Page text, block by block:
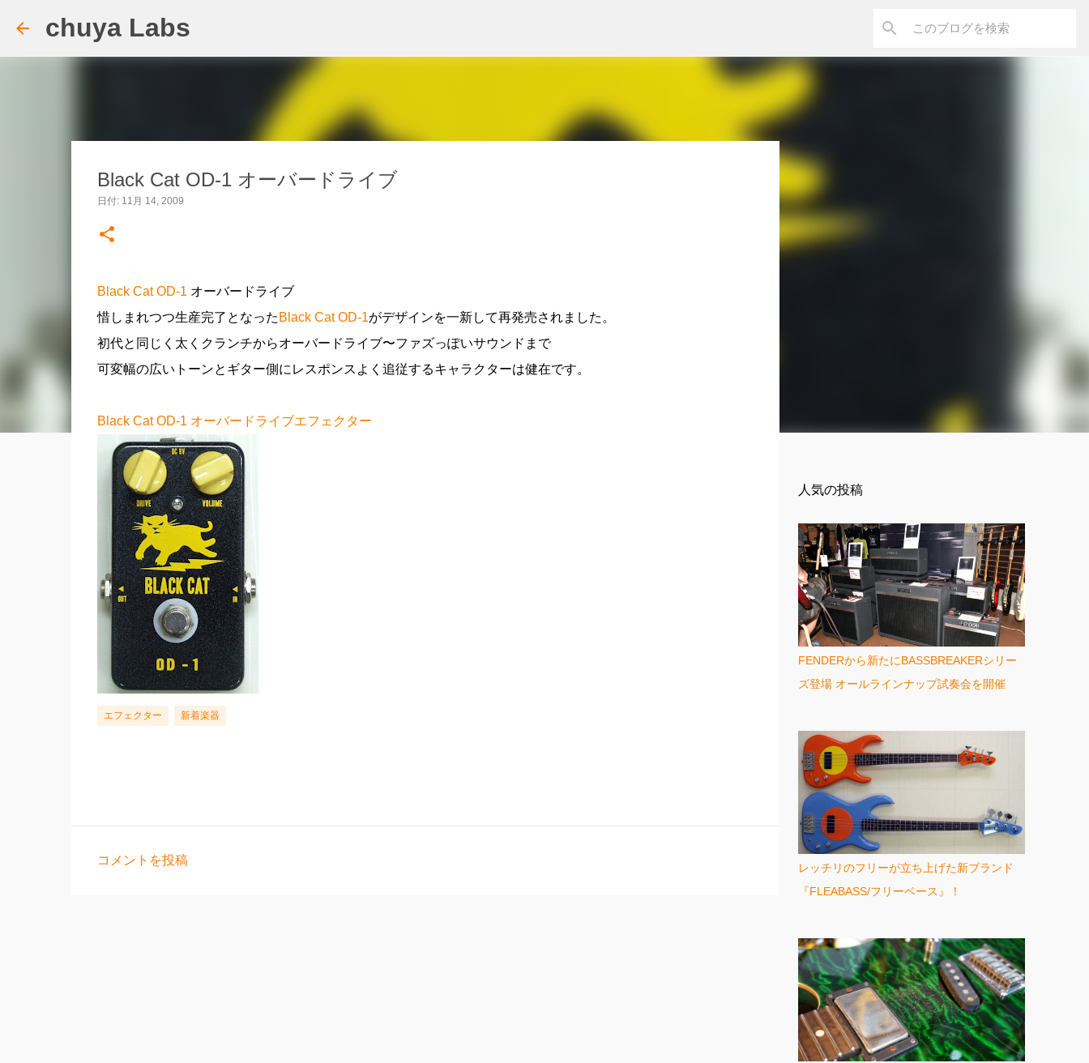
chuya Labs
Black Cat OD-1 オーバードライブ
日付: 11月 14, 2009
Black Cat OD-1 オーバードライブ
惜しまれつつ生産完了となった Black Cat OD-1がデザインを一新して再発売されました。
初代と同じく太くクランチからオーバードライブ〜ファズっぽいサウンドまで
可変幅の広いトーンとギター側にレスポンスよく追従するキャラクターは健在です。
Black Cat OD-1 オーバードライブエフェクター
エフェクター 新着楽器
コメントを投稿
人気の投稿
FENDERから新たにBASSBREAKERシリー
ズ登場 オールラインナップ試奏会を開催
レッチリのフリーが立ち上げた新ブランド
『FLEABASS/フリーベース』！